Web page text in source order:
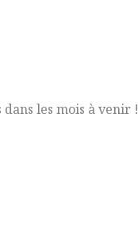
les mois à venir !